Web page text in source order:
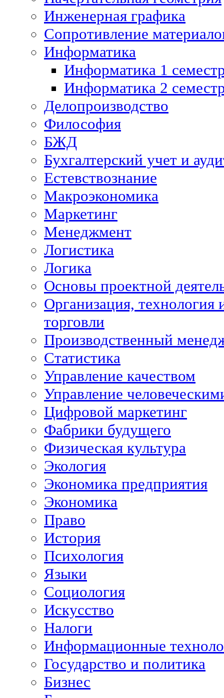
Инженерная графика
Сопротивление
Информатика
Информатика 1
Информатика 2
Делопроизводство
Философия
БЖД
Бухгалтерский учет и
Естевствознание
Макроэкономика
Маркетинг
Менеджмент
Логистика
Логика
Основы проектной
Организация, технология
торговли
Производственный
Статистика
Управление качеством
Управление
Цифровой маркетинг
Фабрики будущего
Физическая культура
Экология
Экономика предприятия
Экономика
Право
История
Психология
Языки
Социология
Искусство
Налоги
Информационные
Государство и политика
Бизнес